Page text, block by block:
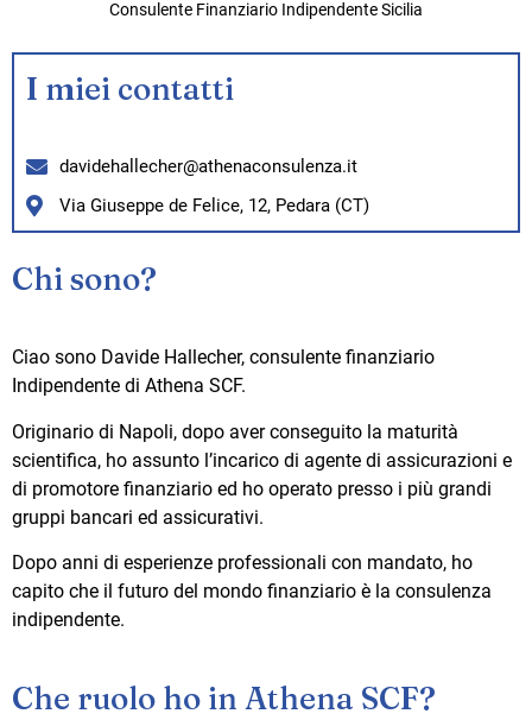
Consulente Finanziario Indipendente Sicilia
Chi sono?
Ciao sono Davide Hallecher, consulente finanziario
Indipendente di Athena SCF.
Originario di Napoli, dopo aver conseguito la maturità
scientifica, ho assunto l’incarico di agente di assicurazioni e
di promotore finanziario ed ho operato presso i più grandi
gruppi bancari ed assicurativi.
Dopo anni di esperienze professionali con mandato, ho
capito che il futuro del mondo finanziario è la consulenza
indipendente.
Che ruolo ho in Athena SCF?
I miei contatti
davidehallecher@athenaconsulenza.it
Via Giuseppe de Felice, 12, Pedara (CT)